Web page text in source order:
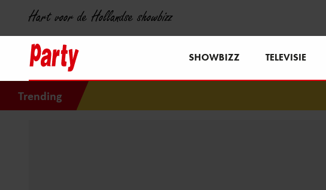
Hart voor de Hollandse showbizz
SHOWBIZZ TELEVISIE
Trending